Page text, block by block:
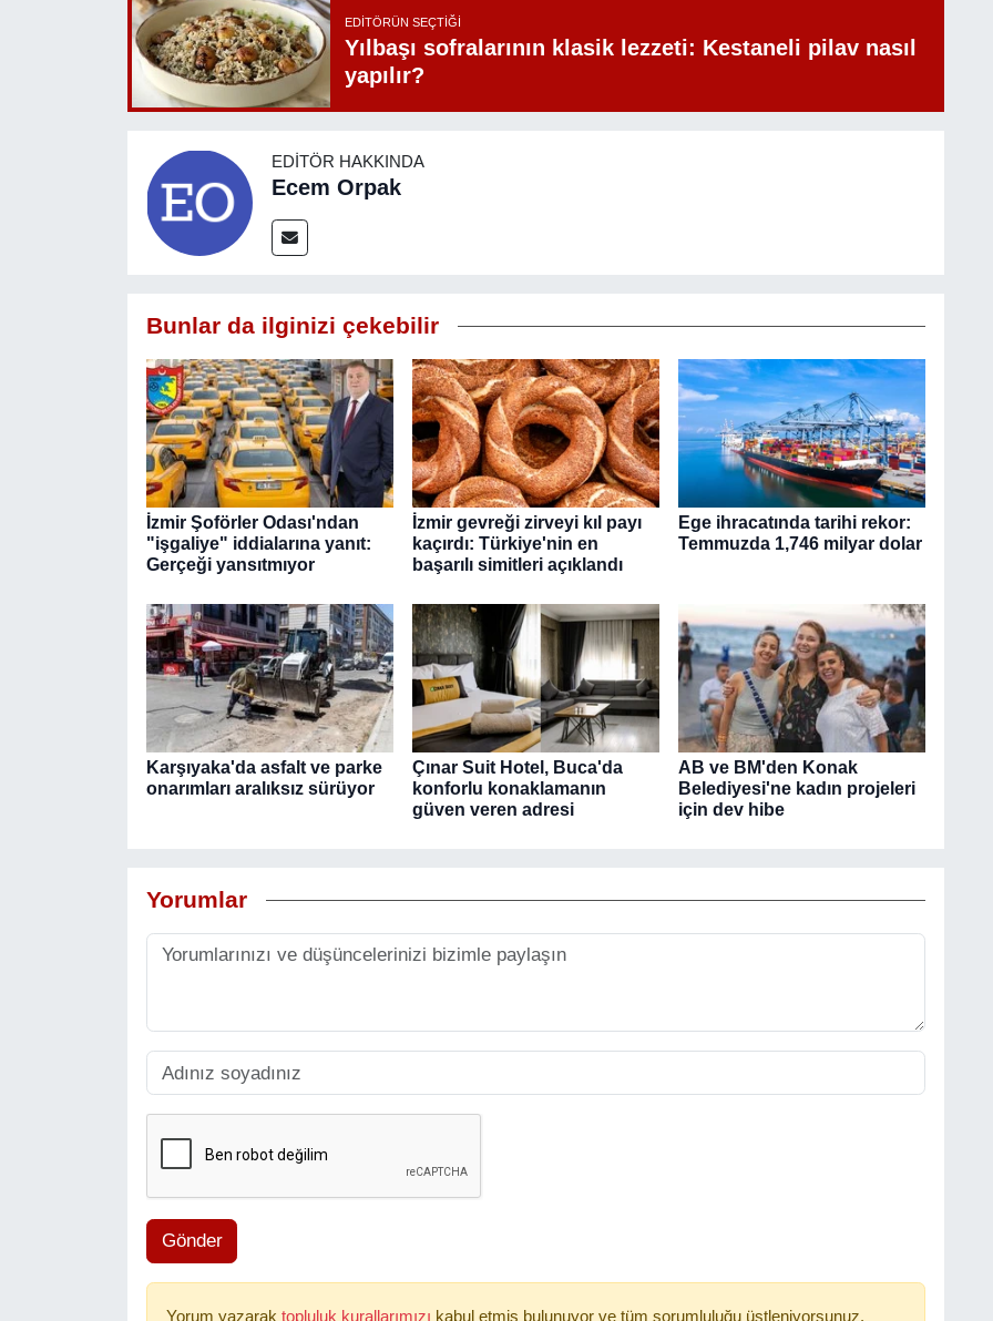
EDITÖRÜN SEÇTIĞI
Yılbaşı sofralarının klasik lezzeti: Kestaneli pilav nasıl
yapılır?
EDITÖR HAKKINDA
Ecem Orpak
Bunlar da ilginizi çekebilir
İzmir Şoförler Odası'ndan
"işgaliye" iddialarına yanıt:
Gerçeği yansıtmıyor
İzmir gevreği zirveyi kıl payı
kaçırdı: Türkiye'nin en
başarılı simitleri açıklandı
Ege ihracatında tarihi rekor:
Temmuzda 1,746 milyar dolar
Karşıyaka'da asfalt ve parke
onarımları aralıksız sürüyor
Çınar Suit Hotel, Buca'da
konforlu konaklamanın
güven veren adresi
AB ve BM'den Konak
Belediyesi'ne kadın projeleri
için dev hibe
Yorumlar
Gönder
Yorum yazarak topluluk kurallarımızı kabul etmiş bulunuyor ve tüm sorumluluğu üstleniyorsunuz.